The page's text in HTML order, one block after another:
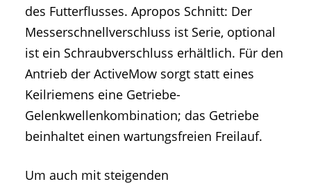
des Futterflusses. Apropos Schnitt: Der
Messerschnellverschluss ist Serie, optional
ist ein Schraubverschluss erhältlich. Für den
Antrieb der ActiveMow sorgt statt eines
Keilriemens eine Getriebe-
Gelenkwellenkombination; das Getriebe
beinhaltet einen wartungsfreien Freilauf.
Um auch mit steigenden